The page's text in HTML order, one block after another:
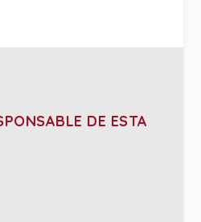
DE ESTA